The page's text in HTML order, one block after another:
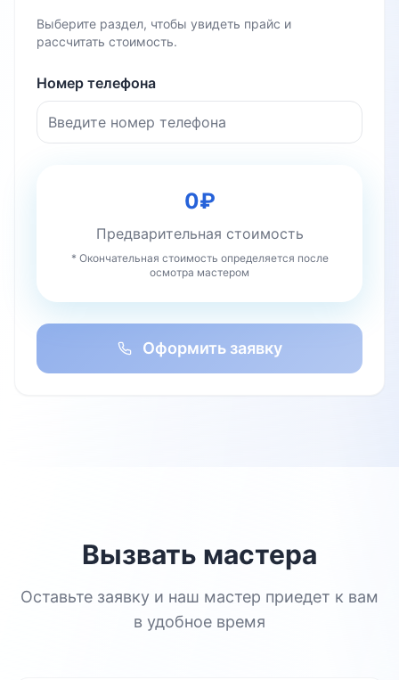
Выберите раздел, чтобы увидеть прайс и
рассчитать стоимость.
Номер телефона
0₽
Предварительная стоимость
* Окончательная стоимость определяется после
осмотра мастером
Оформить заявку
Вызвать мастера
Оставьте заявку и наш мастер приедет к вам
в удобное время